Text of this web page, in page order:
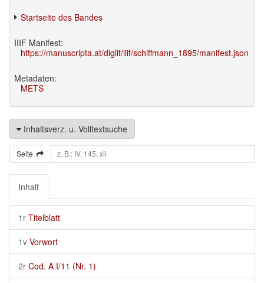
Startseite des Bandes
IIIF Manifest:
https://manuscripta.at/diglit/iiif/schiffmann_1895/manifest.json
Metadaten:
METS
Inhaltsverz. u. Volltextsuche
Seite
Inhalt
1r Titelblatt
1v Vorwort
2r Cod. A I/11 (Nr. 1)